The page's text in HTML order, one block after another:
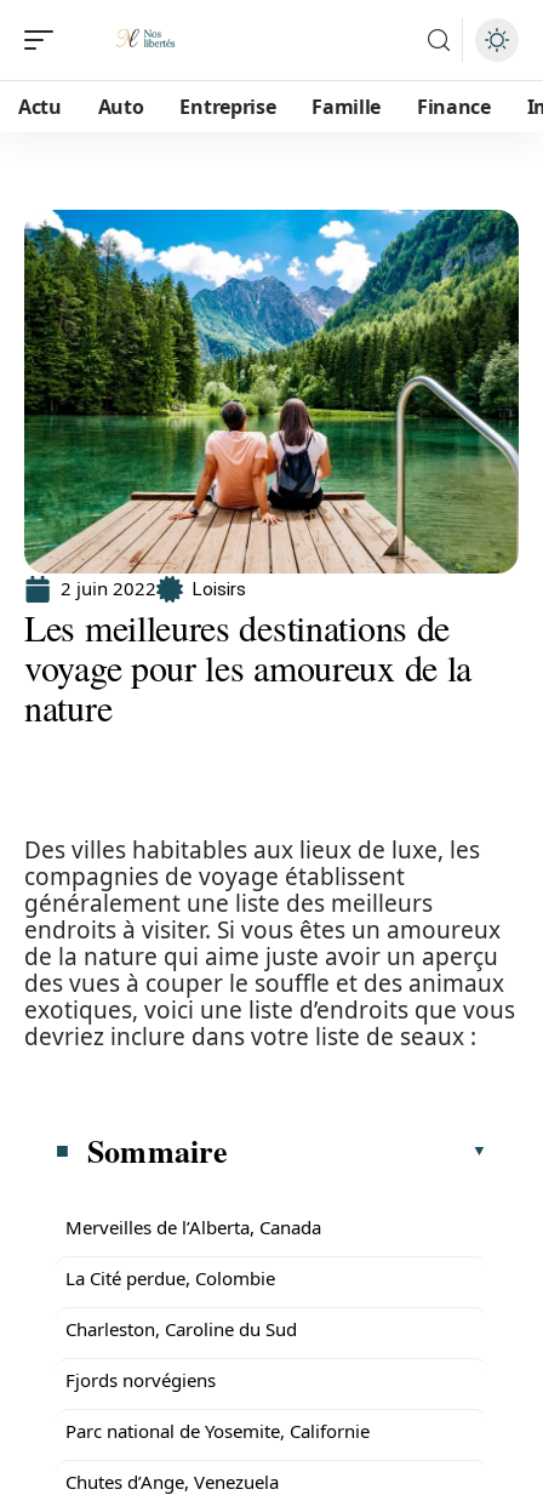
Actu Auto Entreprise Famille Finance
2 juin 2022 Loisirs
Les meilleures destinations de
voyage pour les amoureux de la
nature
Des villes habitables aux lieux de luxe, les
compagnies de voyage établissent
généralement une liste des meilleurs
endroits à visiter. Si vous êtes un amoureux
de la nature qui aime juste avoir un aperçu
des vues à couper le souffle et des animaux
exotiques, voici une liste d’endroits que vous
devriez inclure dans votre liste de seaux :
Sommaire
Merveilles de l’Alberta, Canada
La Cité perdue, Colombie
Charleston, Caroline du Sud
Fjords norvégiens
Parc national de Yosemite, Californie
Chutes d’Ange, Venezuela